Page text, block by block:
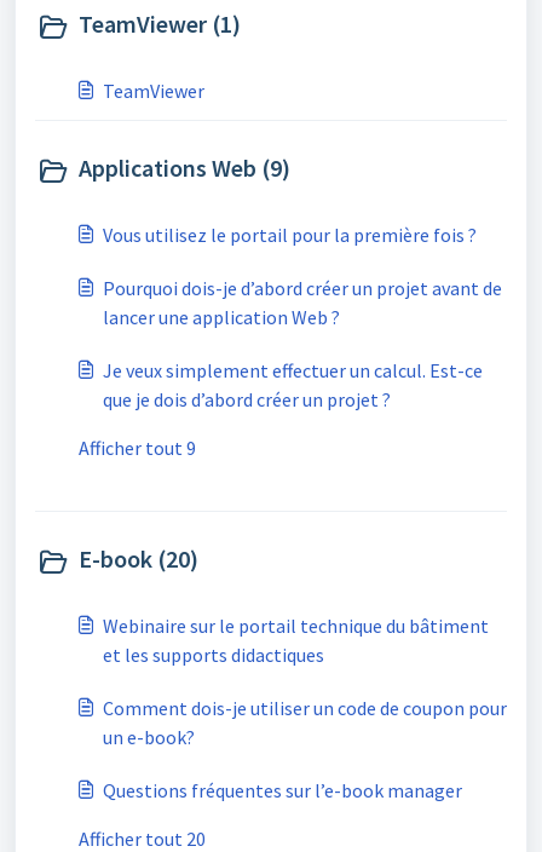
TeamViewer (1)
TeamViewer
Applications Web (9)
Vous utilisez le portail pour la première fois ?
Pourquoi dois-je d’abord créer un projet avant de
lancer une application Web ?
Je veux simplement effectuer un calcul. Est-ce
que je dois d’abord créer un projet ?
Afficher tout 9
E-book (20)
Webinaire sur le portail technique du bâtiment
et les supports didactiques
Comment dois-je utiliser un code de coupon pour
un e-book?
Questions fréquentes sur l’e-book manager
Afficher tout 20